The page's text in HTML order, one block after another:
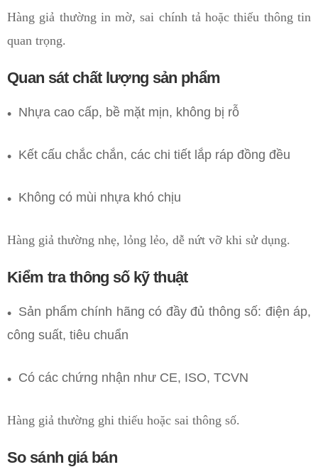
Hàng giả thường in mờ, sai chính tả hoặc thiếu thông tin
quan trọng.
Quan sát chất lượng sản phẩm
Nhựa cao cấp, bề mặt mịn, không bị rỗ
Kết cấu chắc chắn, các chi tiết lắp ráp đồng đều
Không có mùi nhựa khó chịu
Hàng giả thường nhẹ, lỏng lẻo, dễ nứt vỡ khi sử dụng.
Kiểm tra thông số kỹ thuật
Sản phẩm chính hãng có đầy đủ thông số: điện áp,
công suất, tiêu chuẩn
Có các chứng nhận như CE, ISO, TCVN
Hàng giả thường ghi thiếu hoặc sai thông số.
So sánh giá bán